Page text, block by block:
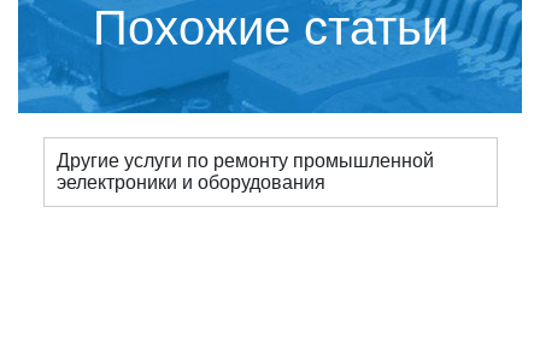
Похожие статьи
Другие услуги по ремонту промышленной
эелектроники и оборудования